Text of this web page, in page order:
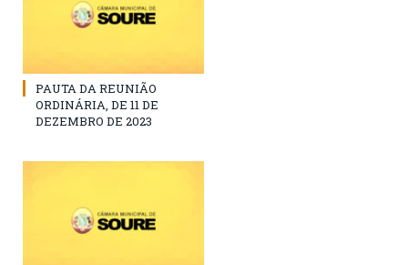
PAUTA DA REUNIÃO
ORDINÁRIA, DE 11 DE
DEZEMBRO DE 2023